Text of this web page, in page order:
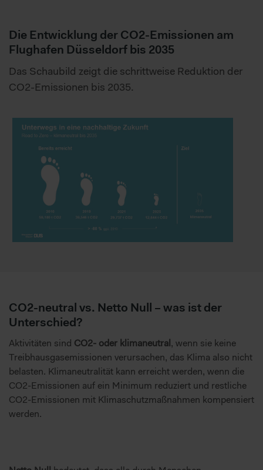
Die Entwicklung der CO2-Emissionen am
Flughafen Düsseldorf bis 2035
Das Schaubild zeigt die schrittweise Reduktion der
CO2-Emissionen bis 2035.
CO2-neutral vs. Netto Null – was ist der
Unterschied?
Aktivitäten sind CO2- oder klimaneutral, wenn sie keine
Treibhausgasemissionen verursachen, das Klima also nicht
belasten. Klimaneutralität kann erreicht werden, wenn die
CO2-Emissionen auf ein Minimum reduziert und restliche
CO2-Emissionen mit Klimaschutzmaßnahmen kompensiert
werden.